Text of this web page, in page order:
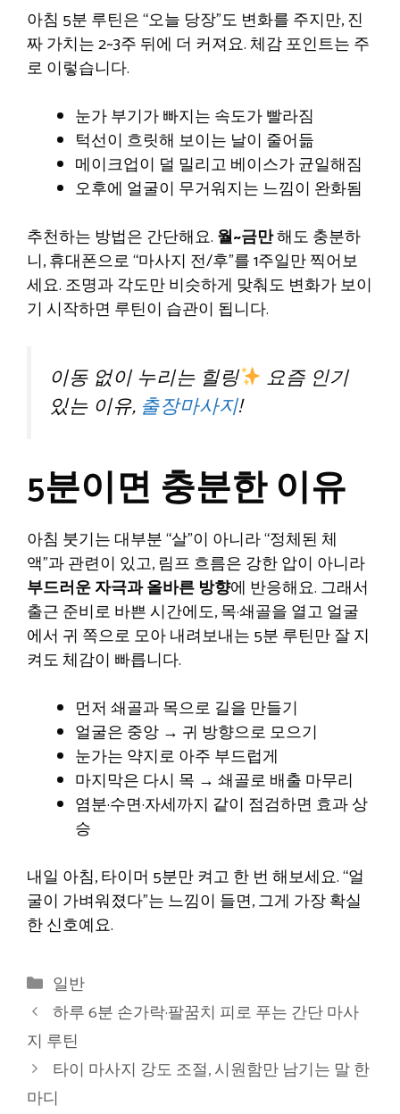
아침 5분 루틴은 “오늘 당장”도 변화를 주지만, 진
짜 가치는 2~3주 뒤에 더 커져요. 체감 포인트는 주
로 이렇습니다.
눈가 부기가 빠지는 속도가 빨라짐
턱선이 흐릿해 보이는 날이 줄어듦
메이크업이 덜 밀리고 베이스가 균일해짐
오후에 얼굴이 무거워지는 느낌이 완화됨
추천하는 방법은 간단해요. 월~금만해도 충분하
니, 휴대폰으로 “마사지 전/후”를 1주일만 찍어보
세요. 조명과 각도만 비슷하게 맞춰도 변화가 보이
기 시작하면 루틴이 습관이 됩니다.
이동 없이 누리는 힐링
요즘 인기
있는 이유, 출장마사지!
5분이면 충분한 이유
아침 붓기는 대부분 “살”이 아니라 “정체된 체
액”과 관련이 있고, 림프 흐름은 강한 압이 아니라
부드러운 자극과 올바른 방향에 반응해요. 그래서
출근 준비로 바쁜 시간에도, 목·쇄골을 열고 얼굴
에서 귀 쪽으로 모아 내려보내는 5분 루틴만 잘 지
켜도 체감이 빠릅니다.
먼저 쇄골과 목으로 길을 만들기
얼굴은 중앙 → 귀 방향으로 모으기
눈가는 약지로 아주 부드럽게
마지막은 다시 목 → 쇄골로 배출 마무리
염분·수면·자세까지 같이 점검하면 효과 상
승
내일 아침, 타이머 5분만 켜고 한 번 해보세요. “얼
굴이 가벼워졌다”는 느낌이 들면, 그게 가장 확실
한 신호예요.
카
테
고
리
일반
하루 6분 손가락·팔꿈치 피로 푸는 간단 마사
지 루틴
타이 마사지 강도 조절, 시원함만 남기는 말 한
마디